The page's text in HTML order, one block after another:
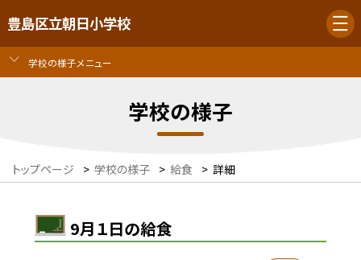
豊島区立朝日小学校
学校の様子メニュー
学校の様子
トップページ > 学校の様子 > 給食 > 詳細
9月１日の給食